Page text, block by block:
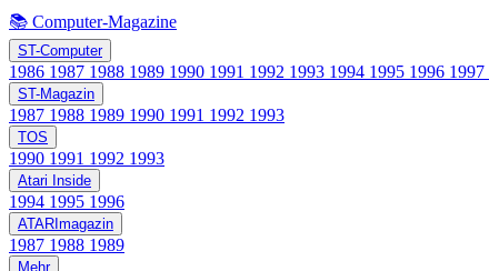
📚 Computer-Magazine
ST-Computer
1986 1987 1988 1989 1990 1991 1992 1993 1994 1995 1996 1997
ST-Magazin
1987 1988 1989 1990 1991 1992 1993
TOS
1990 1991 1992 1993
Atari Inside
1994 1995 1996
ATARImagazin
1987 1988 1989
Mehr